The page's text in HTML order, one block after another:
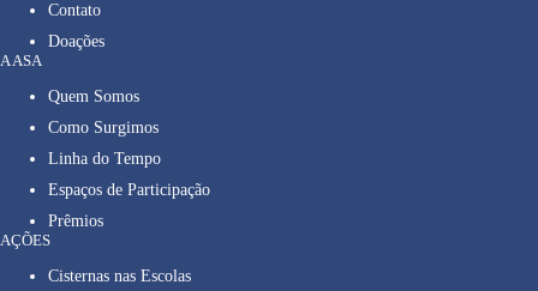
Contato
Doações
A ASA
Quem Somos
Como Surgimos
Linha do Tempo
Espaços de Participação
Prêmios
AÇÕES
Cisternas nas Escolas